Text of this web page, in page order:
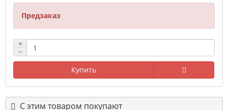
Предзаказ
+
−
Купить
С этим товаром покупают